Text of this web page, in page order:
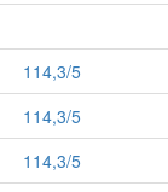
114,3/5
114,3/5
114,3/5